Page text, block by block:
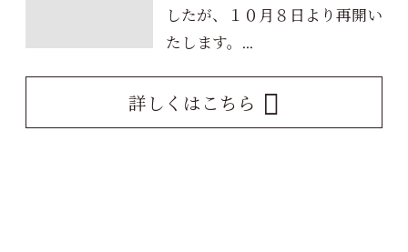
したが、１０月８日より再開い
たします。...
詳しくはこちら